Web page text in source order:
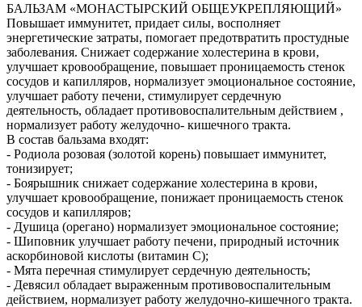
БАЛЬЗАМ «МОНАСТЫРСКИЙ ОБЩЕУКРЕПЛЯЮЩИЙ»
Повышает иммунитет, придает силы, восполняет
энергетические затраты, помогает предотвратить простудные
заболевания. Снижает содержание холестерина в крови,
улучшает кровообращение, повышает проницаемость стенок
сосудов и капилляров, нормализует эмоциональное состояние,
улучшает работу печени, стимулирует сердечную
деятельность, обладает противовоспалительным действием ,
нормализует работу желудочно- кишечного тракта.
В состав бальзама входят:
- Родиола розовая (золотой корень) повышает иммунитет,
тонизирует;
- Боярышник снижает содержание холестерина в крови,
улучшает кровообращение, понижает проницаемость стенок
сосудов и капилляров;
- Душица (орегано) нормализует эмоциональное состояние;
- Шиповник улучшает работу печени, природный источник
аскорбиновой кислоты (витамин С);
- Мята перечная стимулирует сердечную деятельность;
- Девясил обладает выраженным противовоспалительным
действием, нормализует работу желудочно-кишечного тракта.